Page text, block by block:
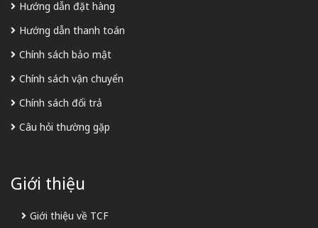
Hướng dẫn đặt hàng
Hướng dẫn thanh toán
Chính sách bảo mật
Chính sách vận chuyển
Chính sách đổi trả
Câu hỏi thường gặp
Giới thiệu
Giới thiệu về TCF